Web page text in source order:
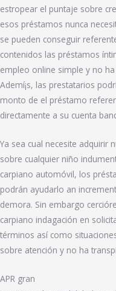
estropear el puntaje sobre
esos préstamos nunca
se pueden conseguir
contenidos las préstamos
empleo online simple y no
Ademí¡s, las prestatarios
monto de el préstamo
directamente a su cuenta
Ya sea cual necesite adquirir
sobre cualquier niño
carpiano automóvil, los
podrán ayudarlo an
demora. Sin embargo
carpiano indagación en
términos así­ como
sobre atención y no ha
APR gran